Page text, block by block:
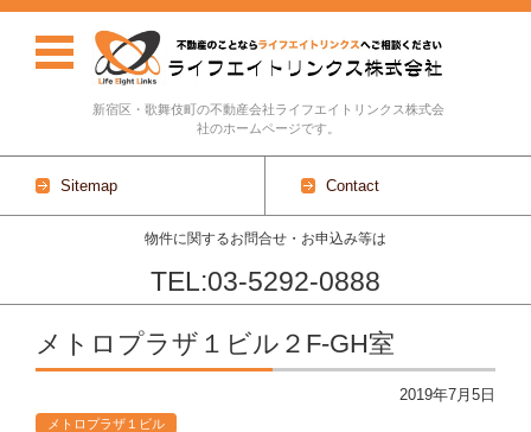
新宿区・歌舞伎町の不動産会社ライフエイトリンクス株式会
社のホームページです。
Sitemap Contact
物件に関するお問合せ・お申込み等は
TEL:03-5292-0888
Skip to content
メトロプラザ１ビル２F-GH室
2019年7月5日
メトロプラザ１ビル